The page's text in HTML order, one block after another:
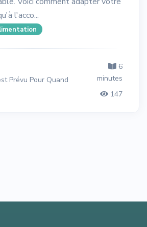
l'acco...
Prévu Pour Quand
6
minutes
147